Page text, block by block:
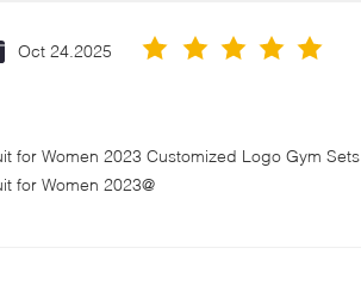
Oct 24.2025
for Women 2023 Customized Logo Gym Sets
for Women 2023@